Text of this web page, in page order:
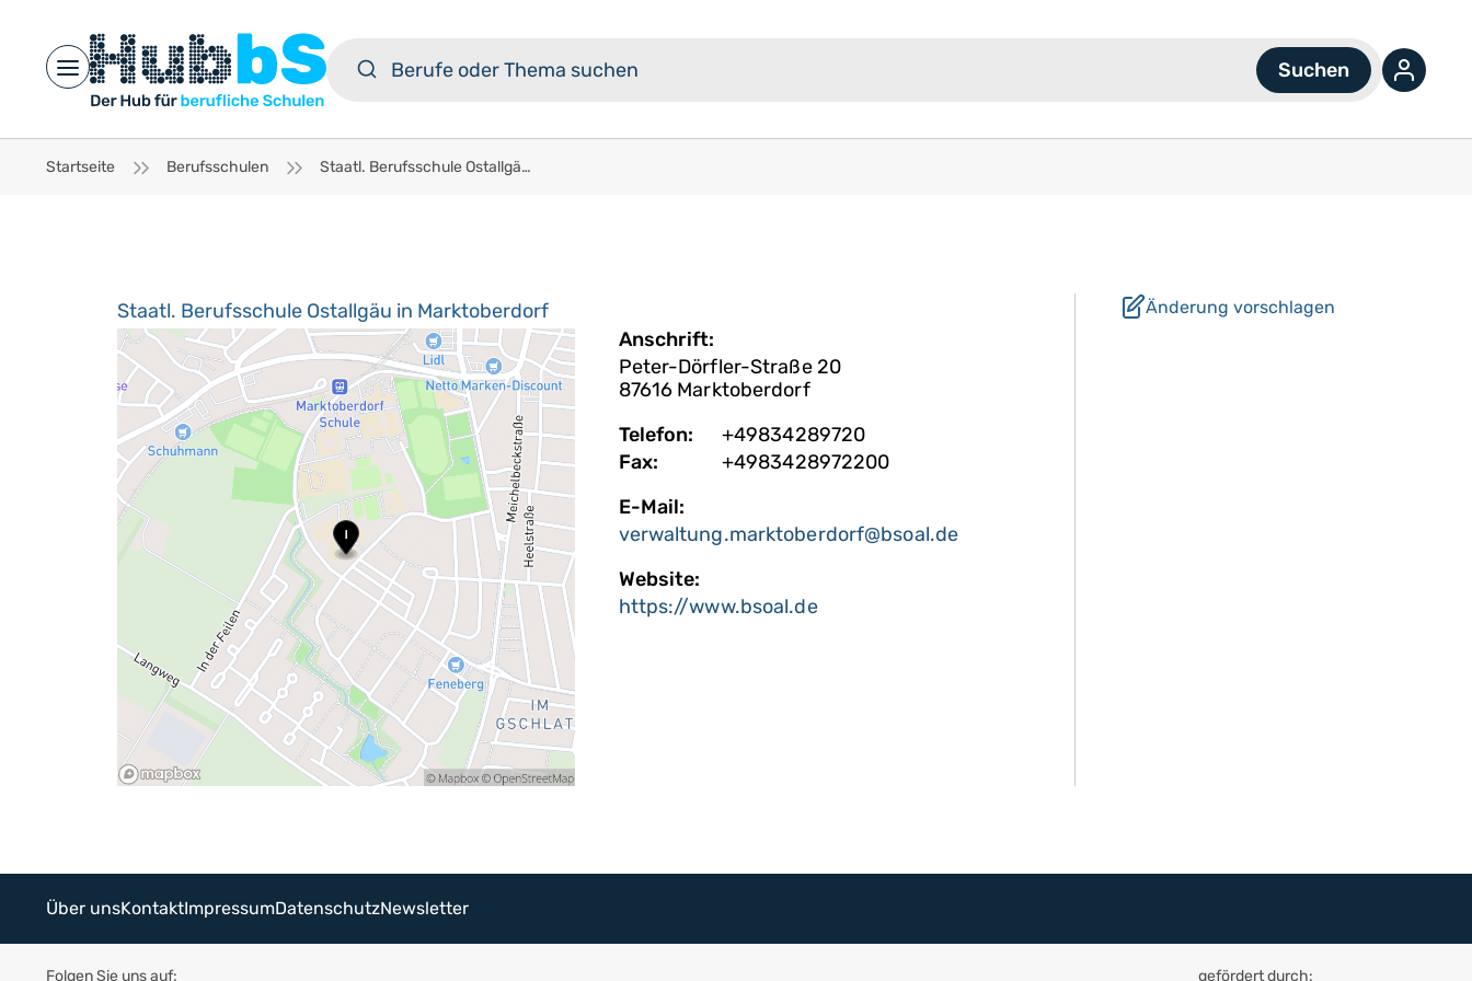
Open main menu
Startseite Berufsschulen Staatl. Berufsschule Ostallgäu in Marktoberdorf
Staatl. Berufsschule Ostallgäu in Marktoberdorf
Anschrift:
Peter-Dörfler-Straße 20
87616 Marktoberdorf
Telefon:
+49834289720
Fax:
+4983428972200
E-Mail:
verwaltung.marktoberdorf@bsoal.de
Website:
https://www.bsoal.de
Änderung vorschlagen
Über unsKontaktImpressumDatenschutzNewsletter
Folgen Sie uns auf: gefördert durch: